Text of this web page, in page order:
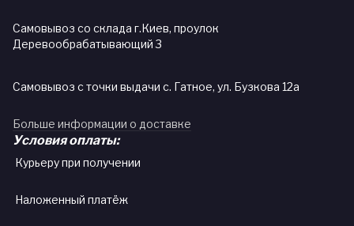
Самовывоз со склада г.Киев, проулок
Деревообрабатывающий 3
Самовывоз с точки выдачи с. Гатное, ул. Бузкова 12а
Больше информации о доставке
Условия оплаты:
Курьеру при получении
Наложенный платёж